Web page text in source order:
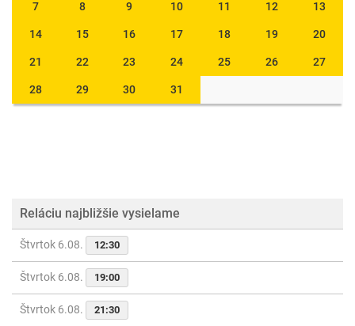
7 8 9 10 11 12 13
14 15 16 17 18 19 20
21 22 23 24 25 26 27
28 29 30 31
Reláciu najbližšie vysielame
Štvrtok 6.08. 12:30
Štvrtok 6.08. 19:00
Štvrtok 6.08. 21:30